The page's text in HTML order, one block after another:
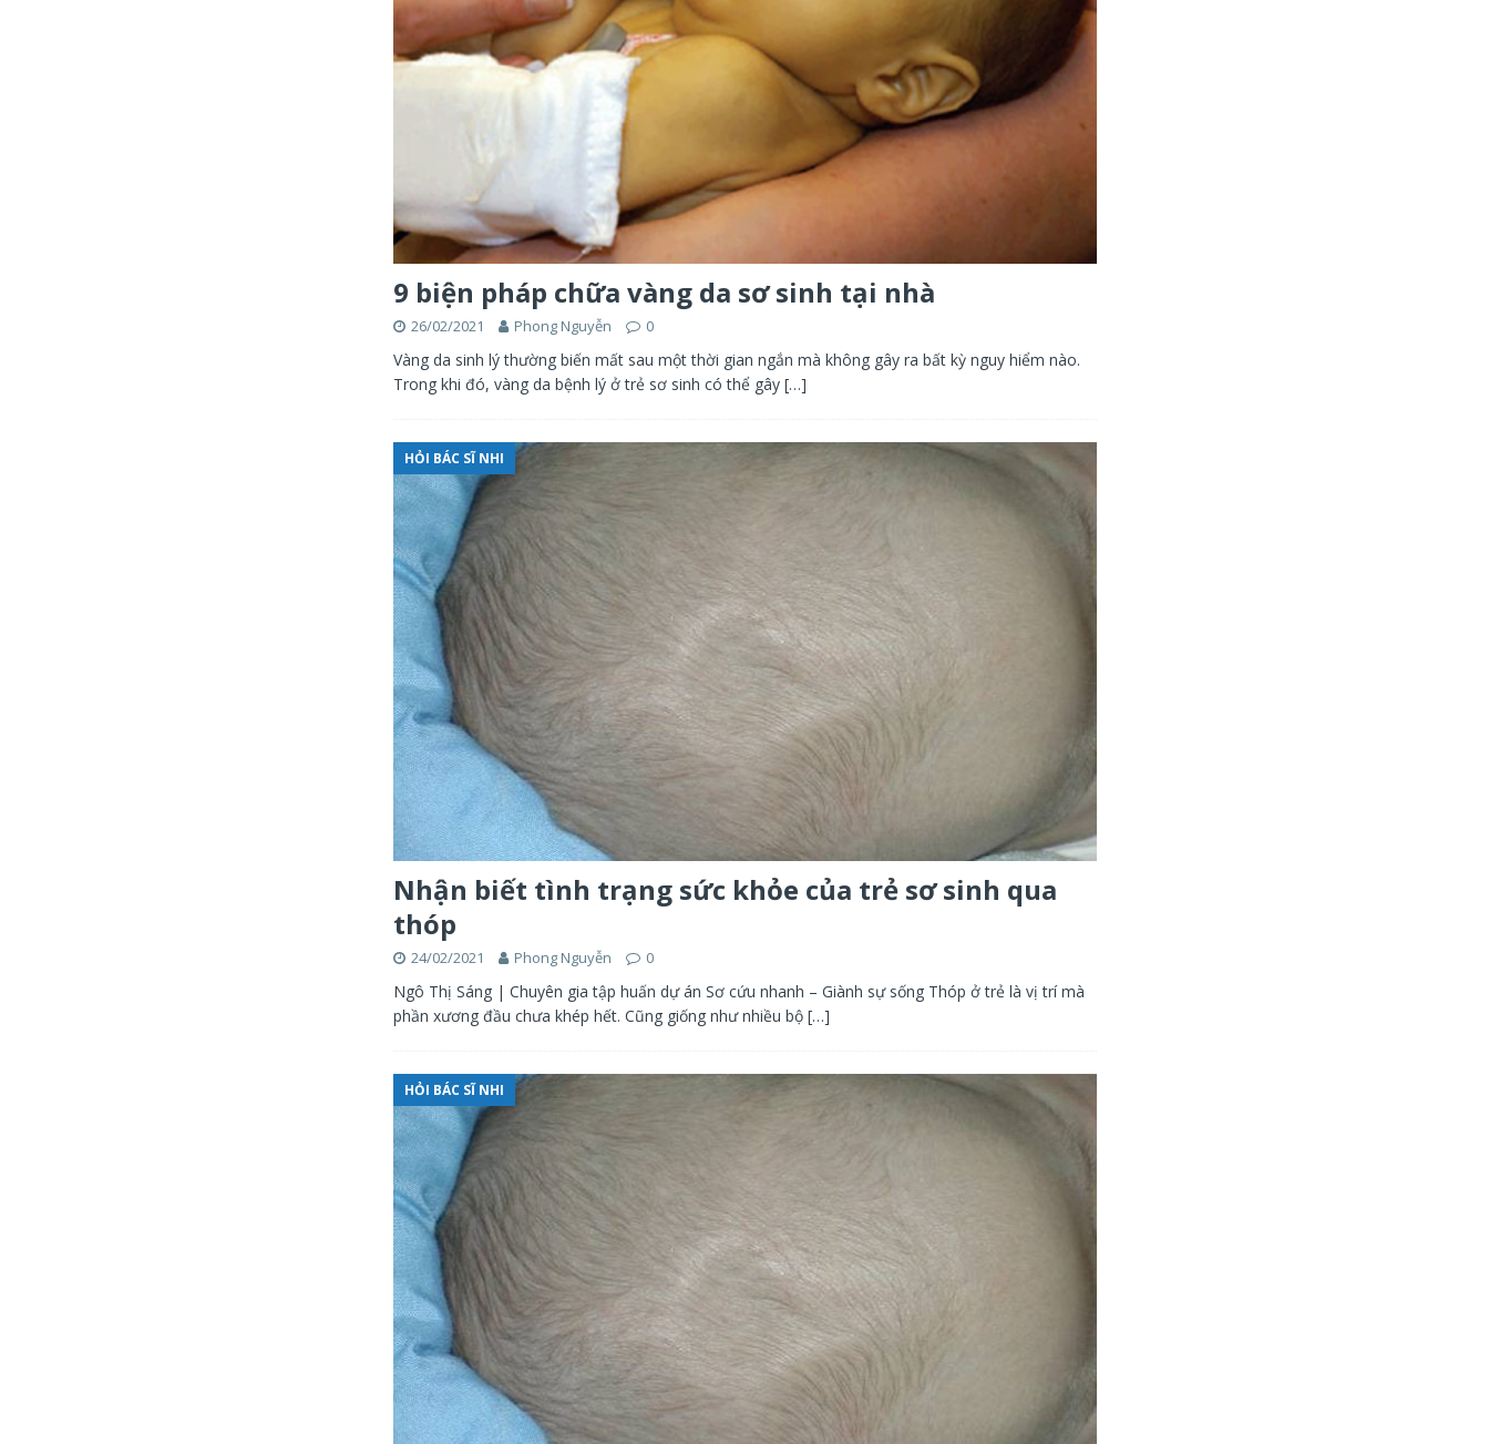
9 biện pháp chữa vàng da sơ sinh tại nhà
26/02/2021 Phong Nguyễn 0
Vàng da sinh lý thường biến mất sau một thời gian ngắn mà không gây ra bất kỳ nguy hiểm nào.
Trong khi đó, vàng da bệnh lý ở trẻ sơ sinh có thể gây […]
HỎI BÁC SĨ NHI
Nhận biết tình trạng sức khỏe của trẻ sơ sinh qua
thóp
24/02/2021 Phong Nguyễn 0
Ngô Thị Sáng | Chuyên gia tập huấn dự án Sơ cứu nhanh – Giành sự sống Thóp ở trẻ là vị trí mà
phần xương đầu chưa khép hết. Cũng giống như nhiều bộ […]
HỎI BÁC SĨ NHI